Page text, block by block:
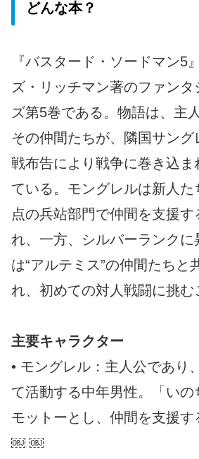
どんな本？
『バスタード・ソードマン5
ズ・リッチマン著のファン
ズ第5巻である。物語は、主
その仲間たちが、隣国サング
戦布告により戦争に巻き込ま
ている。モングレルは新人
点の兵站部門で仲間を支援す
れ、一方、シルバーランクに
は“アルテミス”の仲間たちと
れ、初めての対人戦闘に挑
主要キャラクター
• モングレル：主人公であり
て活動する中年男性。「いの
モットーとし、仲間を支援す
￼ ￼